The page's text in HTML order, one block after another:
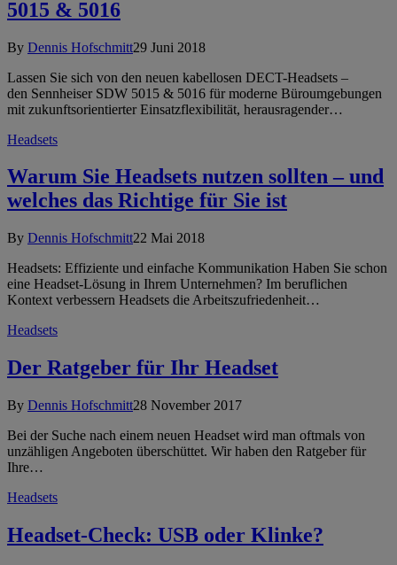
5015 & 5016
By Dennis Hofschmitt29 Juni 2018
Lassen Sie sich von den neuen kabellosen DECT-Headsets –
den Sennheiser SDW 5015 & 5016 für moderne Büroumgebungen
mit zukunftsorientierter Einsatzflexibilität, herausragender…
Headsets
Warum Sie Headsets nutzen sollten – und
welches das Richtige für Sie ist
By Dennis Hofschmitt22 Mai 2018
Headsets: Effiziente und einfache Kommunikation Haben Sie schon
eine Headset-Lösung in Ihrem Unternehmen? Im beruflichen
Kontext verbessern Headsets die Arbeitszufriedenheit…
Headsets
Der Ratgeber für Ihr Headset
By Dennis Hofschmitt28 November 2017
Bei der Suche nach einem neuen Headset wird man oftmals von
unzähligen Angeboten überschüttet. Wir haben den Ratgeber für
Ihre…
Headsets
Headset-Check: USB oder Klinke?